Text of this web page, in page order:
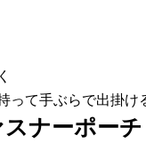
って手ぶらで出掛け
ナーポーチ